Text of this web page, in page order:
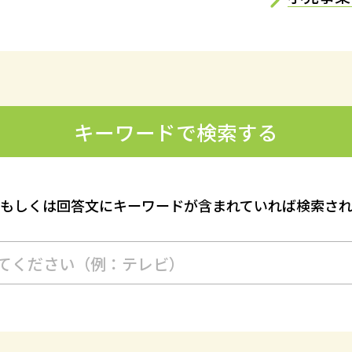
キーワードで検索する
しくは回答文にキーワードが含まれていれば検索さ